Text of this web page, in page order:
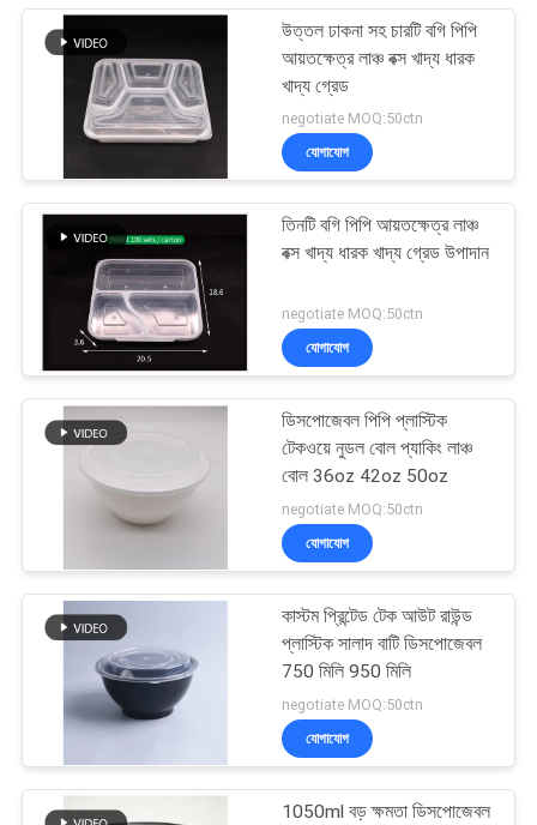
সাইট
PRIVACY
POLICYপ্লাস্টিকের সুশি ট্রে
পেপার টেক অ্যাওয়ে বক্স
109
প্লাস্টিক টেক অ্যাওয়ে বক্স
30
উত্তল ঢাকনা সহ চারটি বগি পিপি
আয়তক্ষেত্র লাঞ্চ বক্স খাদ্য ধারক
খাদ্য গ্রেড
negotiate MOQ:50ctn
যোগাযোগ
তিনটি বগি পিপি আয়তক্ষেত্র লাঞ্চ
বক্স খাদ্য ধারক খাদ্য গ্রেড উপাদান
negotiate MOQ:50ctn
যোগাযোগ
ডিসপোজেবল পিপি প্লাস্টিক
টেকওয়ে নুডল বোল প্যাকিং লাঞ্চ
বোল 36oz 42oz 50oz
negotiate MOQ:50ctn
যোগাযোগ
কাস্টম প্রিন্টেড টেক আউট রাউন্ড
প্লাস্টিক সালাদ বাটি ডিসপোজেবল
750 মিলি 950 মিলি
negotiate MOQ:50ctn
যোগাযোগ
1050ml বড় ক্ষমতা ডিসপোজেবল